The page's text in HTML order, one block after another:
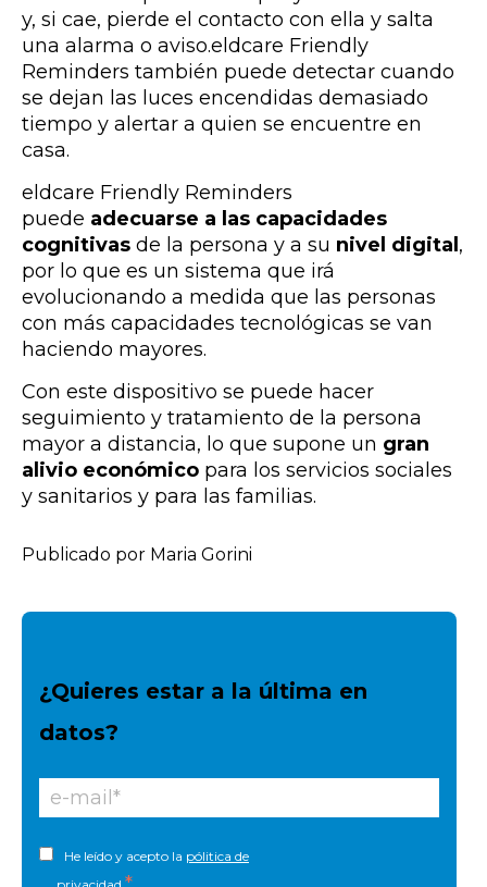
y, si cae, pierde el contacto con ella y salta
una alarma o aviso.eldcare Friendly
Reminders también puede detectar cuando
se dejan las luces encendidas demasiado
tiempo y alertar a quien se encuentre en
casa.
eldcare Friendly Reminders
puede adecuarse a las capacidades
cognitivas de la persona y a su nivel digital ,
por lo que es un sistema que irá
evolucionando a medida que las personas
con más capacidades tecnológicas se van
haciendo mayores.
Con este dispositivo se puede hacer
seguimiento y tratamiento de la persona
mayor a distancia, lo que supone un gran
alivio económico para los servicios sociales
y sanitarios y para las familias.
Publicado por Maria Gorini
¿Quieres estar a la última en
datos?
He leído y acepto la pólitica de